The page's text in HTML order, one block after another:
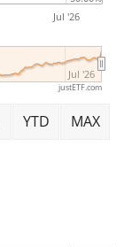
Jul '26
Jul '26
justETF.com
YTD MAX